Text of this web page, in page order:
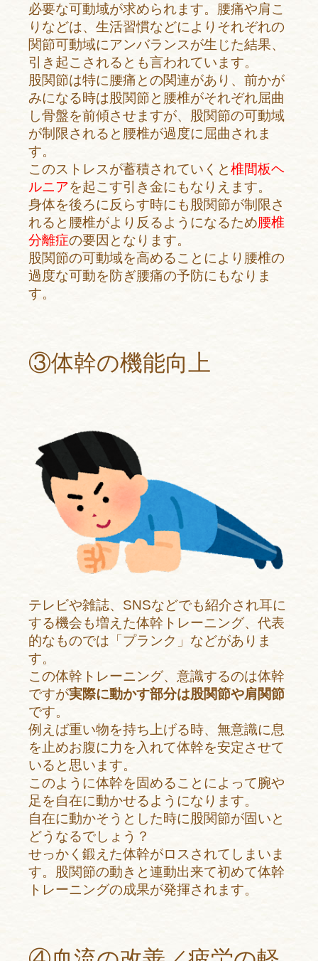
必要な可動域が求められます。腰痛や肩こ
りなどは、生活習慣などによりそれぞれの
関節可動域にアンバランスが生じた結果、
引き起こされるとも言われています。
股関節は特に腰痛との関連があり、前かが
みになる時は股関節と腰椎がそれぞれ屈曲
し骨盤を前傾させますが、股関節の可動域
が制限されると腰椎が過度に屈曲されま
す。
このストレスが蓄積されていくと椎間板ヘ
ルニアを起こす引き金にもなりえます。
身体を後ろに反らす時にも股関節が制限さ
れると腰椎がより反るようになるため腰椎
分離症の要因となります。
股関節の可動域を高めることにより腰椎の
過度な可動を防ぎ腰痛の予防にもなりま
す。
③体幹の機能向上
テレビや雑誌、SNSなどでも紹介され耳に
する機会も増えた体幹トレーニング、代表
的なものでは「プランク」などがありま
す。
この体幹トレーニング、意識するのは体幹
ですが実際に動かす部分は股関節や肩関節
です。
例えば重い物を持ち上げる時、無意識に息
を止めお腹に力を入れて体幹を安定させて
いると思います。
このように体幹を固めることによって腕や
足を自在に動かせるようになります。
自在に動かそうとした時に股関節が固いと
どうなるでしょう？
せっかく鍛えた体幹がロスされてしまいま
す。股関節の動きと連動出来て初めて体幹
トレーニングの成果が発揮されます。